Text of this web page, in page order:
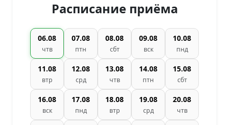
Расписание приёма
06.08
чтв
07.08
птн
08.08
сбт
09.08
вск
10.08
пнд
11.08
втр
12.08
срд
13.08
чтв
14.08
птн
15.08
сбт
16.08
вск
17.08
пнд
18.08
втр
19.08
срд
20.08
чтв